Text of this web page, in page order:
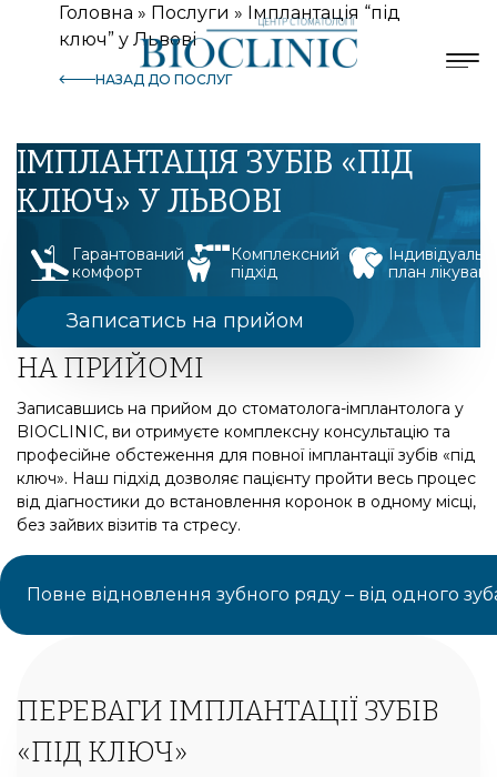
Головна » Послуги » Імплантація “під
ключ” у Львові
НАЗАД ДО ПОСЛУГ
ІМПЛАНТАЦІЯ ЗУБІВ «ПІД
КЛЮЧ» У ЛЬВОВІ
Гарантований
комфорт
Комплексний
підхід
план
Записатись на прийом
НА ПРИЙОМІ
Записавшись на прийом до стоматолога-імплантолога у
BIOCLINIC, ви отримуєте комплексну консультацію та
професійне обстеження для повної імплантації зубів «під
ключ». Наш підхід дозволяє пацієнту пройти весь процес
від діагностики до встановлення коронок в одному місці,
без зайвих візитів та стресу.
Повне відновлення зубного ряду – від одного
ПЕРЕВАГИ ІМПЛАНТАЦІЇ ЗУБІВ
«ПІД КЛЮЧ»